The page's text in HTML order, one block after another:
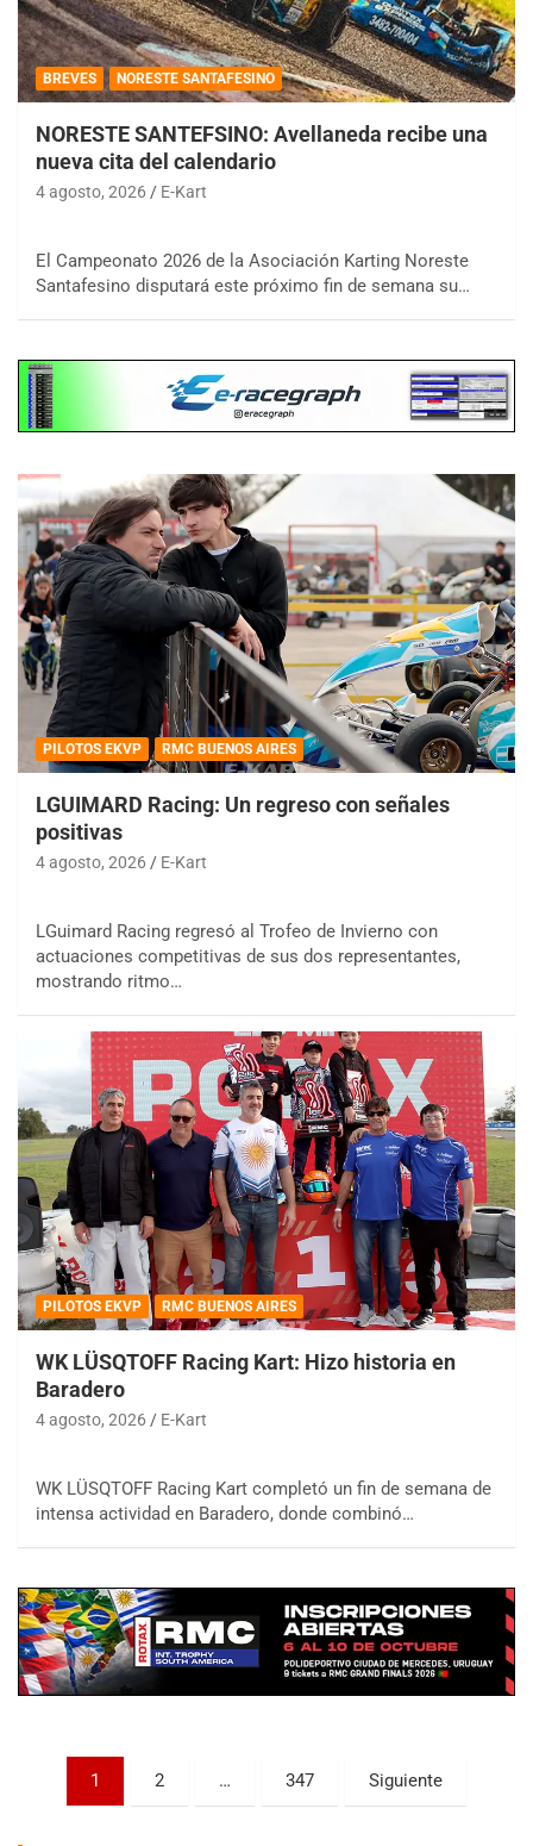
BREVES NORESTE SANTAFESINO
NORESTE SANTEFSINO: Avellaneda recibe una
nueva cita del calendario
4 agosto, 2026 E-Kart
El Campeonato 2026 de la Asociación Karting Noreste
Santafesino disputará este próximo fin de semana su…
PILOTOS EKVP RMC BUENOS AIRES
LGUIMARD Racing: Un regreso con señales
positivas
4 agosto, 2026 E-Kart
LGuimard Racing regresó al Trofeo de Invierno con
actuaciones competitivas de sus dos representantes,
mostrando ritmo…
PILOTOS EKVP RMC BUENOS AIRES
WK LÜSQTOFF Racing Kart: Hizo historia en
Baradero
4 agosto, 2026 E-Kart
WK LÜSQTOFF Racing Kart completó un fin de semana de
intensa actividad en Baradero, donde combinó…
Paginación
1 2 … 347 Siguiente
COBERTURA ESPECIAL DE E-KART.COM.AR
08/09-AGO
Ramiro Tot (Asfalto)
Baradero (Buenos Aires)
KDO - F6
Ciudad de Trenque Lauquen (Asfalto)
Trenque Lauquen (Buenos Aires)
Villaguay (Entre Ríos)